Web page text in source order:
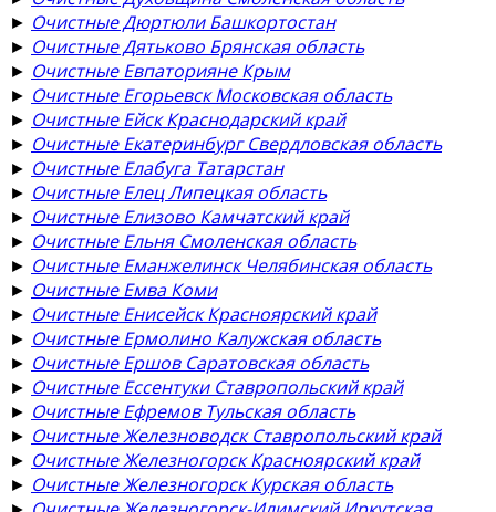
► Очистные Дюртюли Башкортостан
► Очистные Дятьково Брянская область
► Очистные Евпаторияне Крым
► Очистные Егорьевск Московская область
► Очистные Ейск Краснодарский край
► Очистные Екатеринбург Свердловская область
► Очистные Елабуга Татарстан
► Очистные Елец Липецкая область
► Очистные Елизово Камчатский край
► Очистные Ельня Смоленская область
► Очистные Еманжелинск Челябинская область
► Очистные Емва Коми
► Очистные Енисейск Красноярский край
► Очистные Ермолино Калужская область
► Очистные Ершов Саратовская область
► Очистные Ессентуки Ставропольский край
► Очистные Ефремов Тульская область
► Очистные Железноводск Ставропольский край
► Очистные Железногорск Красноярский край
► Очистные Железногорск Курская область